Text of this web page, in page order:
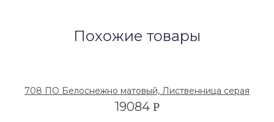
Похожие товары
708 ПО Белоснежно матовый, Лиственница серая
19084 Р